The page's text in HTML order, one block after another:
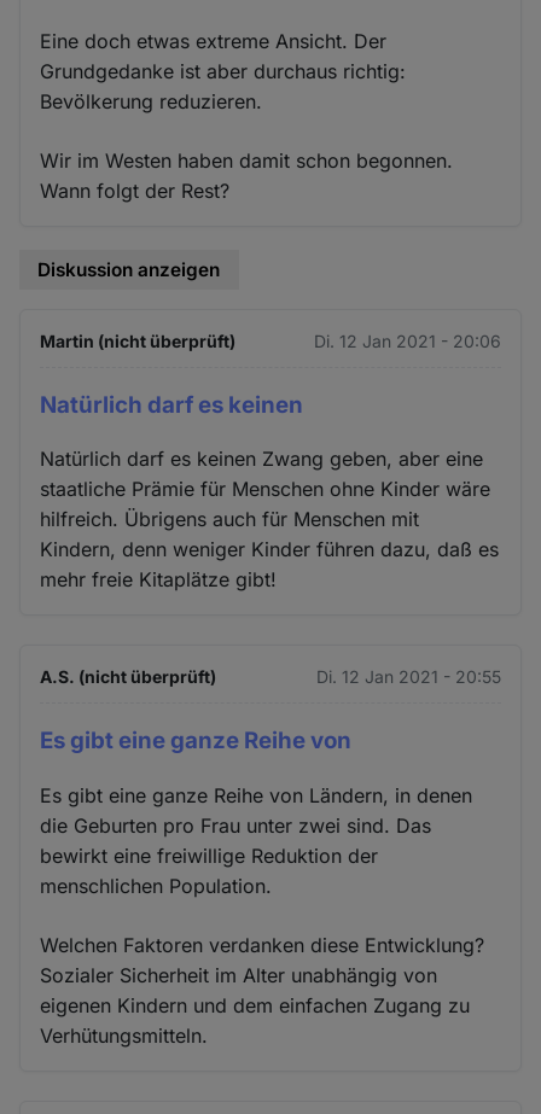
Eine doch etwas extreme Ansicht. Der
Grundgedanke ist aber durchaus richtig:
Bevölkerung reduzieren.
Wir im Westen haben damit schon begonnen.
Wann folgt der Rest?
Diskussion anzeigen
Martin (nicht überprüft) Di. 12 Jan 2021 - 20:06
Natürlich darf es keinen
Natürlich darf es keinen Zwang geben, aber eine
staatliche Prämie für Menschen ohne Kinder wäre
hilfreich. Übrigens auch für Menschen mit
Kindern, denn weniger Kinder führen dazu, daß es
mehr freie Kitaplätze gibt!
A.S. (nicht überprüft) Di. 12 Jan 2021 - 20:55
Es gibt eine ganze Reihe von
Es gibt eine ganze Reihe von Ländern, in denen
die Geburten pro Frau unter zwei sind. Das
bewirkt eine freiwillige Reduktion der
menschlichen Population.
Welchen Faktoren verdanken diese Entwicklung?
Sozialer Sicherheit im Alter unabhängig von
eigenen Kindern und dem einfachen Zugang zu
Verhütungsmitteln.